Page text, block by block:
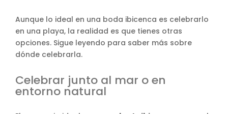
Aunque lo ideal en una boda ibicenca es celebrarlo
en una playa, la realidad es que tienes otras
opciones. Sigue leyendo para saber más sobre
dónde celebrarla.
Celebrar junto al mar o en
entorno natural